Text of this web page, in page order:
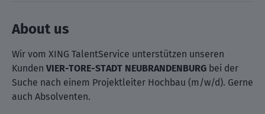
About us
Wir vom XING TalentService unterstützen unseren
Kunden VIER-TORE-STADT NEUBRANDENBURG bei der
Suche nach einem Projektleiter Hochbau (m/w/d). Gerne
auch Absolventen.